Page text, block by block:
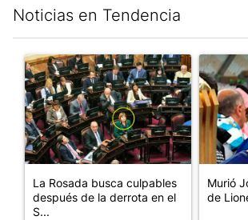
Noticias en Tendencia
Un artículo de tendencia con el título "La
La Rosada busca culpables
después de la derrota en el
S...
Un
Murió
de